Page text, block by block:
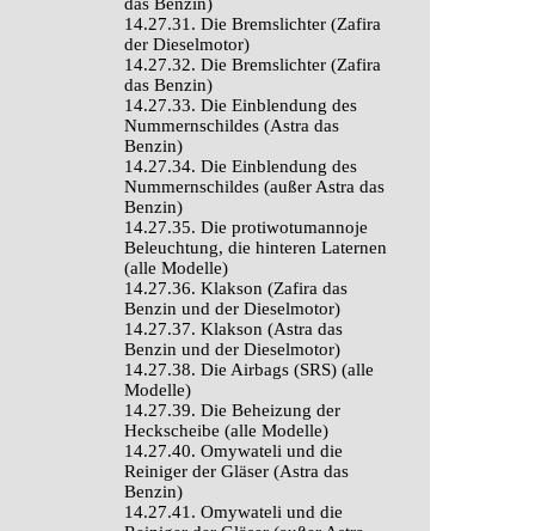
14.27.31. Die Bremslichter (Zafira
der Dieselmotor)
14.27.32. Die Bremslichter (Zafira
das Benzin)
14.27.33. Die Einblendung des
Nummernschildes (Astra das
Benzin)
14.27.34. Die Einblendung des
Nummernschildes (außer Astra das
Benzin)
14.27.35. Die protiwotumannoje
Beleuchtung, die hinteren Laternen
(alle Modelle)
14.27.36. Klakson (Zafira das
Benzin und der Dieselmotor)
14.27.37. Klakson (Astra das
Benzin und der Dieselmotor)
14.27.38. Die Airbags (SRS) (alle
Modelle)
14.27.39. Die Beheizung der
Heckscheibe (alle Modelle)
14.27.40. Omywateli und die
Reiniger der Gläser (Astra das
Benzin)
14.27.41. Omywateli und die